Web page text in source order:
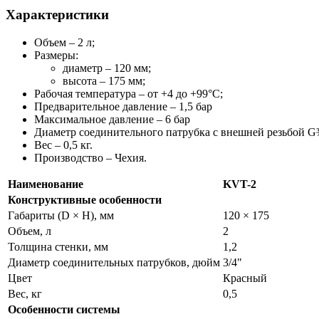
Характеристики
Объем – 2 л;
Размеры:
диаметр – 120 мм;
высота – 175 мм;
Рабочая температура – от +4 до +99°С;
Предварительное давление – 1,5 бар
Максимальное давление – 6 бар
Диаметр соединительного патрубка с внешней резьбой
Вес – 0,5 кг.
Производство – Чехия.
Наименование
KVT-2
Конструктивные особенности
Габариты (D × H), мм
120 × 175
Объем, л
2
Толщина стенки, мм
1,2
Диаметр соединительных патрубков, дюйм 3/4"
Цвет
Красный
Вес, кг
0,5
Особенности системы